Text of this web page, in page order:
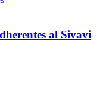
al Sivavi